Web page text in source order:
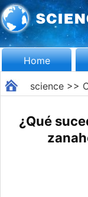
Home
science>>
¿Qué